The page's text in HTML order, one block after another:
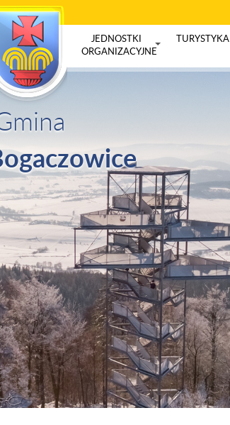
JEDNOSTKI
ORGANIZACYJNE
TURYSTYKA